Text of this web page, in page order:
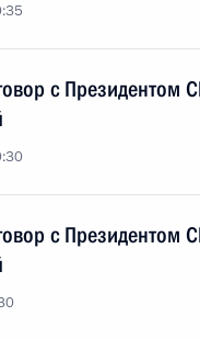
с Президентом
с Президентом